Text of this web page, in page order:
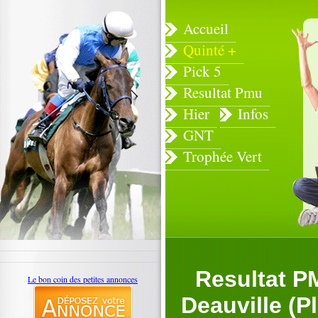
Accueil
Quinté +
Pick 5
Resultat Pmu
Hier
Infos
GNT
Trophée Vert
Resultat
Deauville
Le bon coin des petites annonces